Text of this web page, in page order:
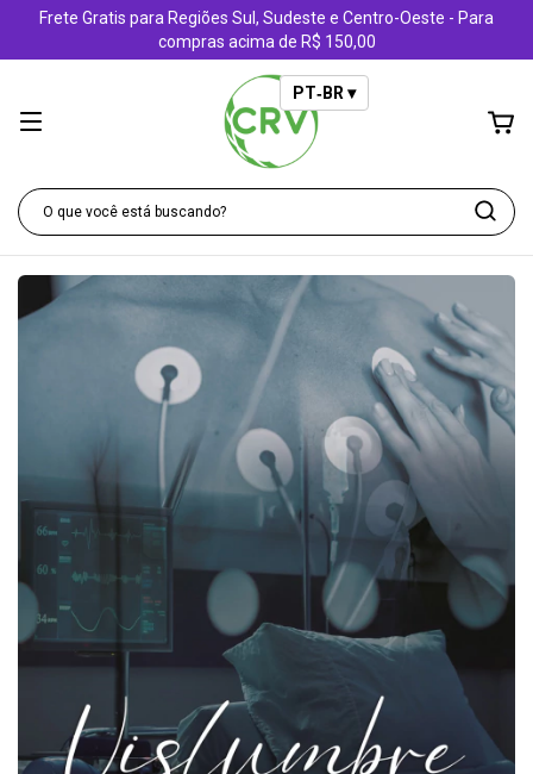
Frete Gratis para Regiões Sul, Sudeste e Centro-Oeste - Para
compras acima de R$ 150,00
PT‑BR ▾